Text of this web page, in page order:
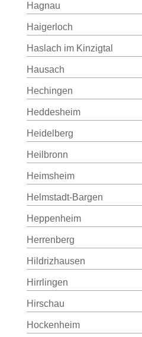
Hagnau
Haigerloch
Haslach im Kinzigtal
Hausach
Hechingen
Heddesheim
Heidelberg
Heilbronn
Heimsheim
Helmstadt-Bargen
Heppenheim
Herrenberg
Hildrizhausen
Hirrlingen
Hirschau
Hockenheim